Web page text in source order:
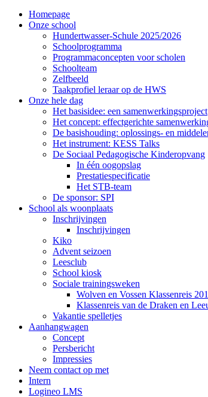
Homepage
Onze school
Hundertwasser-Schule 2025/2026
Schoolprogramma
Programmaconcepten voor scholen
Schoolteam
Zelfbeeld
Taakprofiel leraar op de HWS
Onze hele dag
Het basisidee: een samenwerkingsproject
Het concept: effectgerichte
De basishouding: oplossings- en
Het instrument: KESS Talks
De Sociaal Pedagogische Kinderopvang
In één oogopslag
Prestatiespecificatie
Het STB-team
De sponsor: SPI
School als woonplaats
Inschrijvingen
Inschrijvingen
Kiko
Advent seizoen
Leesclub
School kiosk
Sociale trainingsweken
Wolven en Vossen Klassenreis
Klassenreis van de Draken en
Vakantie spelletjes
Aanhangwagen
Concept
Persbericht
Impressies
Neem contact op met
Intern
Logineo LMS